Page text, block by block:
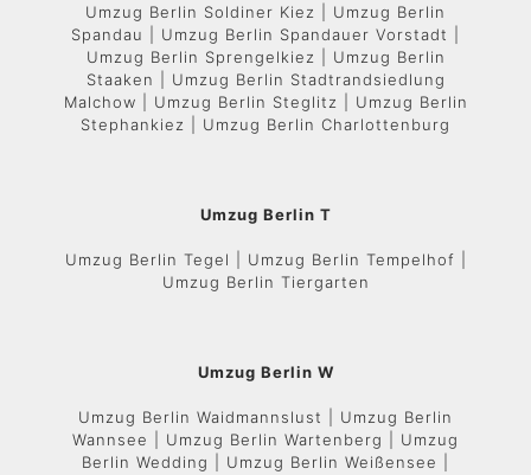
Umzug Berlin Soldiner Kiez | Umzug Berlin
Spandau | Umzug Berlin Spandauer Vorstadt |
Umzug Berlin Sprengelkiez | Umzug Berlin
Staaken | Umzug Berlin Stadtrandsiedlung
Malchow | Umzug Berlin Steglitz | Umzug Berlin
Stephankiez | Umzug Berlin Charlottenburg
Umzug Berlin T
Umzug Berlin Tegel | Umzug Berlin Tempelhof |
Umzug Berlin Tiergarten
Umzug Berlin W
Umzug Berlin Waidmannslust | Umzug Berlin
Wannsee | Umzug Berlin Wartenberg | Umzug
Berlin Wedding | Umzug Berlin Weißensee |